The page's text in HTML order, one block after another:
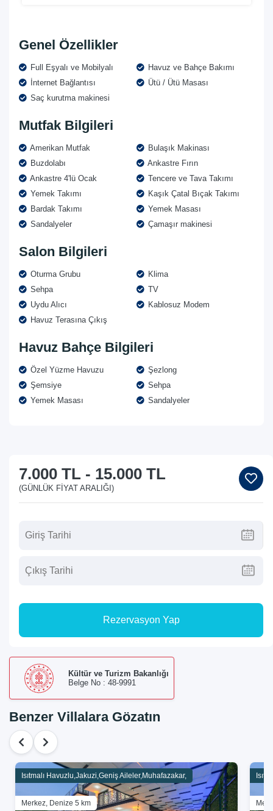
Genel Özellikler
Full Eşyalı ve Mobilyalı
Havuz ve Bahçe Bakımı
İnternet Bağlantısı
Ütü / Ütü Masası
Saç kurutma makinesi
Mutfak Bilgileri
Amerikan Mutfak
Bulaşık Makinası
Buzdolabı
Ankastre Fırın
Ankastre 4'lü Ocak
Tencere ve Tava Takımı
Yemek Takımı
Kaşık Çatal Bıçak Takımı
Bardak Takımı
Yemek Masası
Sandalyeler
Çamaşır makinesi
Salon Bilgileri
Oturma Grubu
Klima
Sehpa
TV
Uydu Alıcı
Kablosuz Modem
Havuz Terasına Çıkış
Havuz Bahçe Bilgileri
Özel Yüzme Havuzu
Şezlong
Şemsiye
Sehpa
Yemek Masası
Sandalyeler
7.000 TL - 15.000 TL
(GÜNLÜK FIYAT ARALIĞI)
Rezervasyon Yap
Kültür ve Turizm Bakanlığı
Belge No : 48-9991
Benzer Villalara Gözatın
Isıtmalı Havuzlu,Jakuzi,Geniş Aileler,Muhafazakar,
Merkez, Denize 5 km